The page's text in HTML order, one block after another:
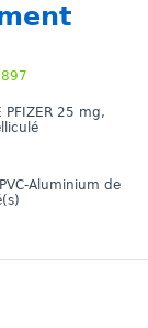
PFIZER 25 mg,
Aluminium de